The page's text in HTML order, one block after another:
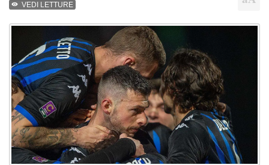
VEDI LETTURE